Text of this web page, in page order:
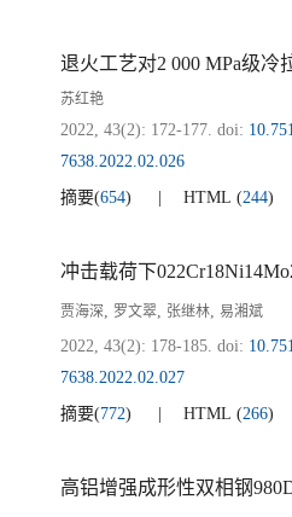
苏红艳
2022, 43(2): 172-177. doi:
7638.2022.02.026
摘要(654) HTML (244)
贾海深, 罗文翠, 张继林, 易湘斌
2022, 43(2): 178-185. doi:
7638.2022.02.027
摘要(772) HTML (266)
高铝增强成形性双相钢